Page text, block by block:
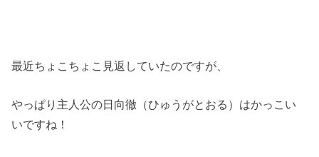
最近ちょこちょこ見返していたのですが、
やっぱり主人公の日向徹（ひゅうがとおる）はかっこい
いですね！